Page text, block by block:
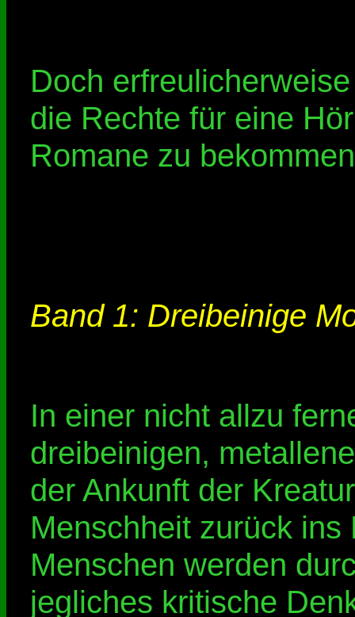
Doch
die Rechte für eine
Romane zu
Band 1: Dreibeinige
In einer nicht allzu
dreibeinigen,
der Ankunft der
Menschheit zurück
Menschen werden
jegliches kritische